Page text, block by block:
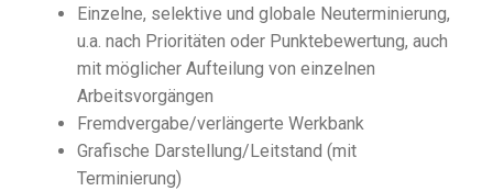
Einzelne, selektive und globale Neuterminierung,
u.a. nach Prioritäten oder Punktebewertung, auch
mit möglicher Aufteilung von einzelnen
Arbeitsvorgängen
Fremdvergabe/verlängerte Werkbank
Grafische Darstellung/Leitstand (mit
Terminierung)